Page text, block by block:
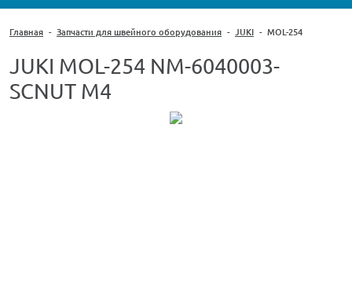
Главная - Запчасти для швейного оборудования - JUKI - MOL-254
JUKI MOL-254 NM-6040003-
SCNUT M4